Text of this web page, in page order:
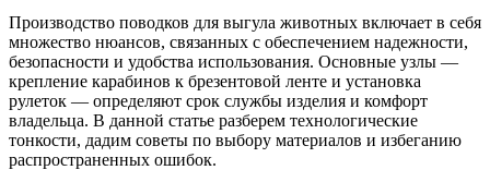
Производство поводков для выгула животных включает в себя
множество нюансов, связанных с обеспечением надежности,
безопасности и удобства использования. Основные узлы —
крепление карабинов к брезентовой ленте и установка
рулеток — определяют срок службы изделия и комфорт
владельца. В данной статье разберем технологические
тонкости, дадим советы по выбору материалов и избеганию
распространенных ошибок.